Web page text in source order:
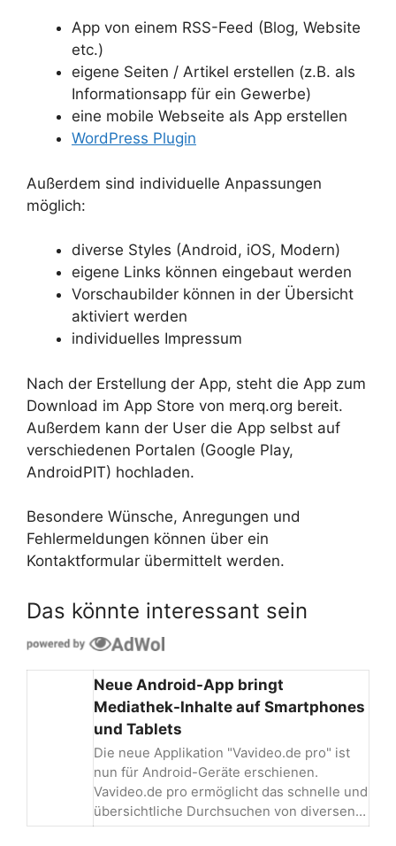
App von einem RSS-Feed (Blog, Website
etc.)
eigene Seiten / Artikel erstellen (z.B. als
Informationsapp für ein Gewerbe)
eine mobile Webseite als App erstellen
WordPress Plugin
Außerdem sind individuelle Anpassungen
möglich:
diverse Styles (Android, iOS, Modern)
eigene Links können eingebaut werden
Vorschaubilder können in der Übersicht
aktiviert werden
individuelles Impressum
Nach der Erstellung der App, steht die App zum
Download im App Store von merq.org bereit.
Außerdem kann der User die App selbst auf
verschiedenen Portalen (Google Play,
AndroidPIT) hochladen.
Besondere Wünsche, Anregungen und
Fehlermeldungen können über ein
Kontaktformular übermittelt werden.
Das könnte interessant sein
Neue Android-App bringt
Mediathek-Inhalte auf Smartphones
und Tablets
Die neue Applikation "Vavideo.de pro" ist
nun für Android-Geräte erschienen.
Vavideo.de pro ermöglicht das schnelle und
übersichtliche Durchsuchen von diversen…